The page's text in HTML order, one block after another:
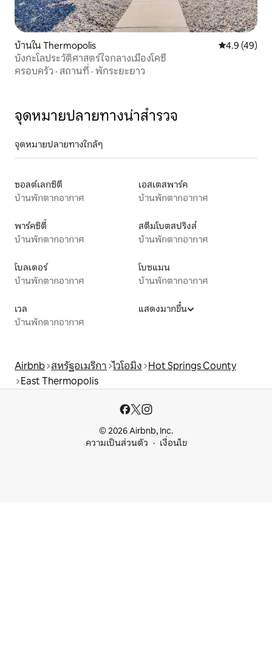
บ้านใน Thermopolis คะแนนเฉลี่ย
4.9 (49)
บังกะโลประวัติศาสตร์ใจกลางเมืองโคซี่
ครอบครัว · สถานที่ · พักระยะยาว
จุดหมายปลายทางน่าสำรวจ
จุดหมายปลายทางใกล้ๆ
ซอลต์เลกซิตี
บ้านพักตากอากาศ
เอสเตสพาร์ค
บ้านพักตากอากาศ
พาร์คซิตี้
บ้านพักตากอากาศ
สตีมโบตสปริงส์
บ้านพักตากอากาศ
โบลเดอร์
บ้านพักตากอากาศ
โบซแมน
บ้านพักตากอากาศ
เวล
บ้านพักตากอากาศ
แสดงมากขึ้น
Airbnb สหรัฐอเมริกา ไวโอมิง Hot Springs County
East Thermopolis
© 2026 Airbnb, Inc.
ความเป็นส่วนตัว
เงื่อนไข